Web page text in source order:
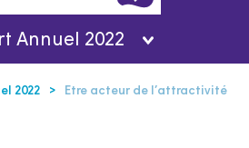
Annuel 2022
2022
Etre acteur de l’attractivité